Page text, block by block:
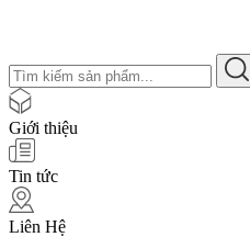
Giới thiệu
Tin tức
Liên Hệ